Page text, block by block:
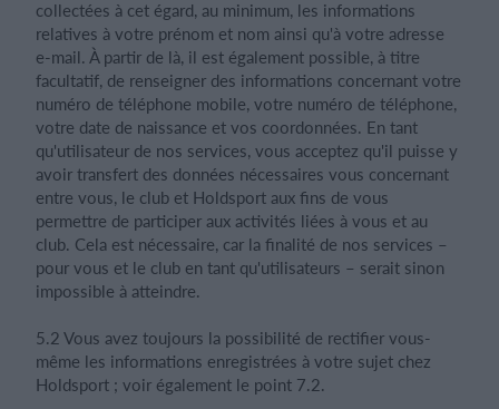
collectées à cet égard, au minimum, les informations
relatives à votre prénom et nom ainsi qu'à votre adresse
e-mail. À partir de là, il est également possible, à titre
facultatif, de renseigner des informations concernant votre
numéro de téléphone mobile, votre numéro de téléphone,
votre date de naissance et vos coordonnées. En tant
qu'utilisateur de nos services, vous acceptez qu'il puisse y
avoir transfert des données nécessaires vous concernant
entre vous, le club et Holdsport aux fins de vous
permettre de participer aux activités liées à vous et au
club. Cela est nécessaire, car la finalité de nos services –
pour vous et le club en tant qu'utilisateurs – serait sinon
impossible à atteindre.
5.2 Vous avez toujours la possibilité de rectifier vous-
même les informations enregistrées à votre sujet chez
Holdsport ; voir également le point ‎7.2.